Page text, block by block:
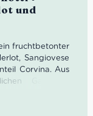
und
fruchtbetonter
Sangiovese
Corvina. Aus
Gardasee
Struktur am